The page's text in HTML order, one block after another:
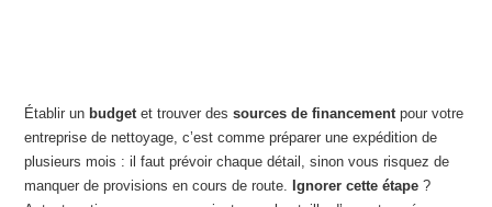
Établir un budget et trouver dessources de financement pour votre
entreprise de nettoyage, c’est comme préparer une expédition de
plusieurs mois : il faut prévoir chaque détail, sinon vous risquez de
manquer de provisions en cours de route.Ignorer cette étape ?